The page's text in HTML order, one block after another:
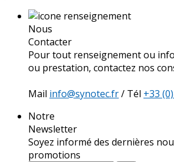
Nous
Contacter
Pour tout renseignement ou
ou prestation, contactez nos
Mail info@synotec.fr/ Tél +33
Notre
Newsletter
Soyez informé des dernières
promotions